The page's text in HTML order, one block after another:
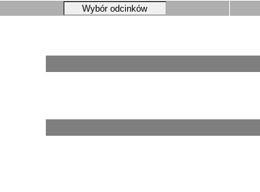
Wybór odcinków